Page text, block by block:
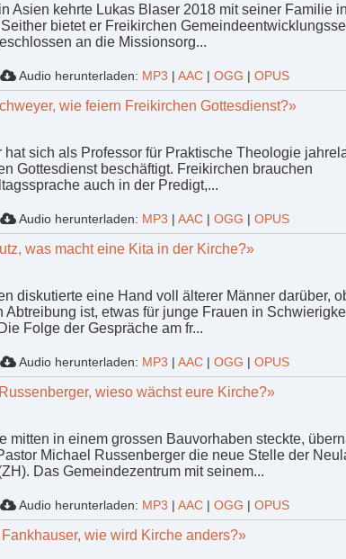
Asien kehrte Lukas Blaser 2018 mit seiner Familie
bietet er Freikirchen
an die Missionsorg...
Audio herunterladen: MP3 | AAC | OGG | OPUS
wie feiern Freikirchen Gottesdienst?»
hat sich als Professor für Praktische Theologie
Gottesdienst beschäftigt. Freikirchen brauchen
auch in der Predigt,...
Audio herunterladen: MP3 | AAC | OGG | OPUS
was macht eine Kita in der Kirche?»
diskutierte eine Hand voll älterer Männer darüber,
Abtreibung ist, etwas für junge Frauen in
Folge der Gespräche am fr...
Audio herunterladen: MP3 | AAC | OGG | OPUS
wieso wächst eure Kirche?»
mitten in einem grossen Bauvorhaben steckte,
Michael Russenberger die neue Stelle der
Das Gemeindezentrum mit seinem...
Audio herunterladen: MP3 | AAC | OGG | OPUS
wie wird Kirche anders?»